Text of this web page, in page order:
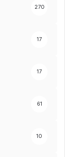
270
17
17
61
10